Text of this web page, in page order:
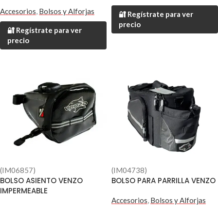
Accesorios, Bolsos y Alforjas
🔐 Regístrate para ver
precio
🔐 Regístrate para ver
precio
(IM06857)
BOLSO ASIENTO VENZO
IMPERMEABLE
(IM04738)
BOLSO PARA PARRILLA VENZO
Accesorios, Bolsos y Alforjas